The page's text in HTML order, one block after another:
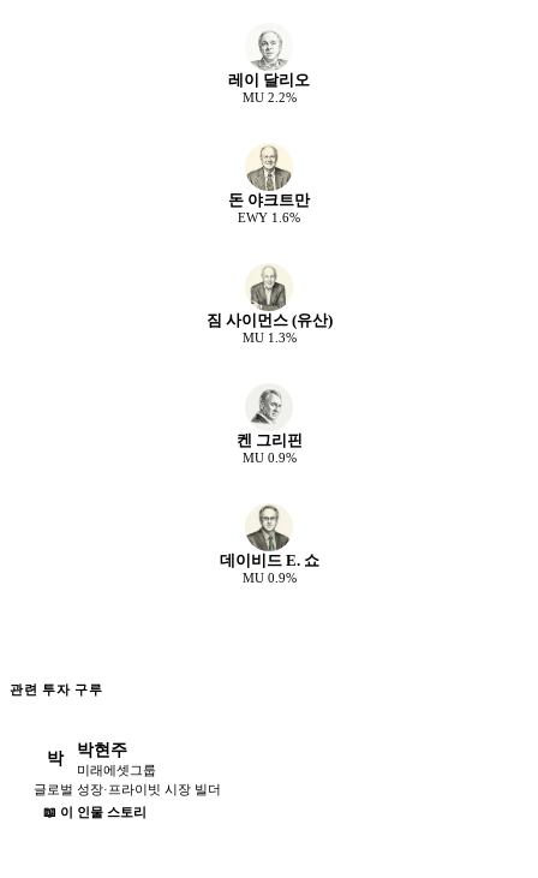
레이 달리오
MU 2.2%
돈 야크트만
EWY 1.6%
짐 사이먼스 (유산)
MU 1.3%
켄 그리핀
MU 0.9%
데이비드 E. 쇼
MU 0.9%
관련 투자 구루
박 박현주
미래에셋그룹
글로벌 성장·프라이빗 시장 빌더
📖 이 인물 스토리